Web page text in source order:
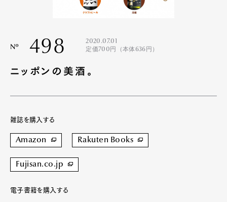
Nº 498
2020.07.01
定価700円（本体636円）
ニッポンの美酒。
雑誌を購入する
Amazon Rakuten Books
Fujisan.co.jp
電子書籍を購入する